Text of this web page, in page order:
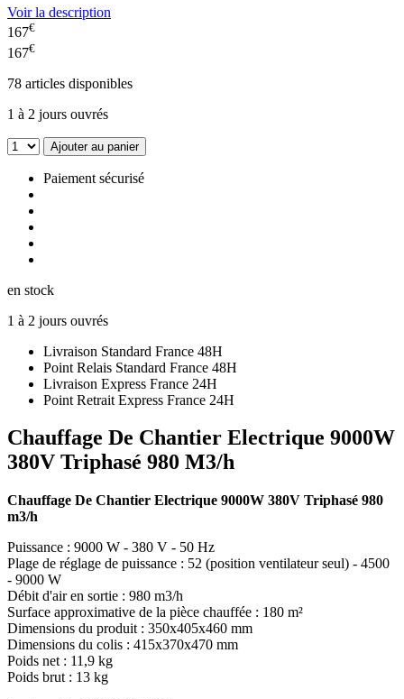
Voir la description
167€
167€
78 articles disponibles
1 à 2 jours ouvrés
Ajouter au panier
Paiement sécurisé
en stock
1 à 2 jours ouvrés
Livraison Standard France 48H
Point Relais Standard France 48H
Livraison Express France 24H
Point Retrait Express France 24H
Chauffage De Chantier Electrique 9000W
380V Triphasé 980 M3/h
Chauffage De Chantier Electrique 9000W 380V Triphasé 980
m3/h
Puissance : 9000 W - 380 V - 50 Hz
Plage de réglage de puissance : 52 (position ventilateur seul) - 4500
- 9000 W
Débit d'air en sortie : 980 m3/h
Surface approximative de la pièce chauffée : 180 m²
Dimensions du produit : 350x405x460 mm
Dimensions du colis : 415x370x470 mm
Poids net : 11,9 kg
Poids brut : 13 kg